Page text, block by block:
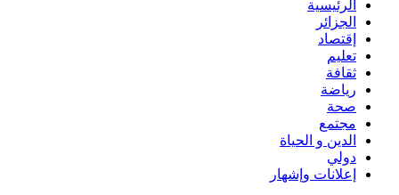
الرئيسية
الجزائر
إقتصاد
تعليم
ثقافة
رياضة
صحة
مجتمع
الدين و الحياة
دولي
إعلانات وإشهار